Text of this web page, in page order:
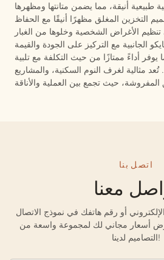
أنيقة، مما يضمن متانتها ومظهرها
التخزين المغلق مظهرًا أنيقًا مع الحفاظ
الجانبية مع التركيز على الجودة والقيمة
يوفر أداءً ممتازًا من حيث التكلفة مع تلبية
مثالية لغرف النوم السكنية، والمشاريع
اتصل بنا
معنا
أو رقم هاتفك في نموذج الاتصال
أسعار مجاني لك لمجموعة واسعة من
التصاميم لدينا!